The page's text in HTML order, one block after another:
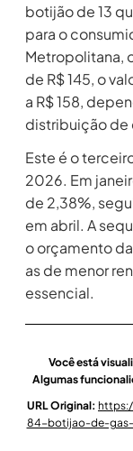
botijão de 13
para o
Metropolitana,
de R$ 145, o
a R$ 158,
distribuição de
Este é o
2026. Em
de 2,38%,
em abril. A
o orçamento
as de menor
essencial.
Você está
Algumas
URL Original:
84-botijao-de-